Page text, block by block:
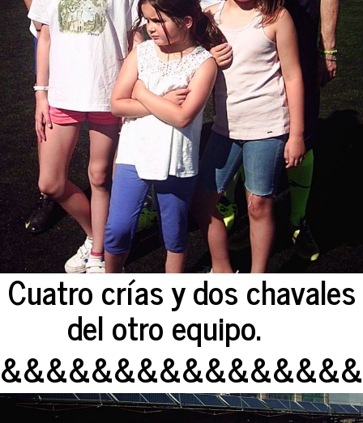
Cuatro crías y dos chavales
del otro equipo.